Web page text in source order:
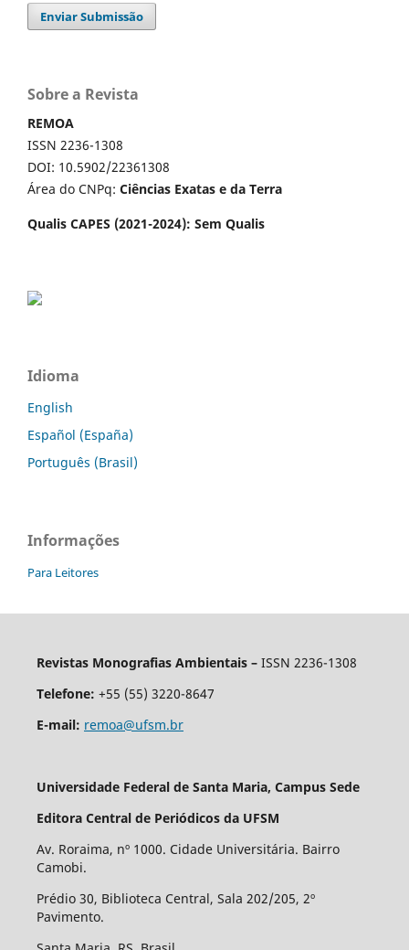
Enviar Submissão
Sobre a Revista
REMOA
ISSN 2236-1308
DOI: 10.5902/22361308
Área do CNPq: Ciências Exatas e da Terra
Qualis CAPES (2021-2024): Sem Qualis
Idioma
English
Español (España)
Português (Brasil)
Informações
Para Leitores
Revistas Monografias Ambientais – ISSN 2236-1308
Telefone: +55 (55) 3220-8647
E-mail: remoa@ufsm.br
Universidade Federal de Santa Maria, Campus Sede
Editora Central de Periódicos da UFSM
Av. Roraima, nº 1000. Cidade Universitária. Bairro
Camobi.
Prédio 30, Biblioteca Central, Sala 202/205, 2º
Pavimento.